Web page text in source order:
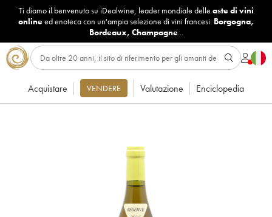
Ti diamo il benvenuto su iDealwine, leader mondiale delle aste di vini
onlineed enoteca con un'ampia selezione di vini francesi: Borgogna,
Bordeaux, Champagne...
Acquistare VENDERE Valutazione Enciclopedia